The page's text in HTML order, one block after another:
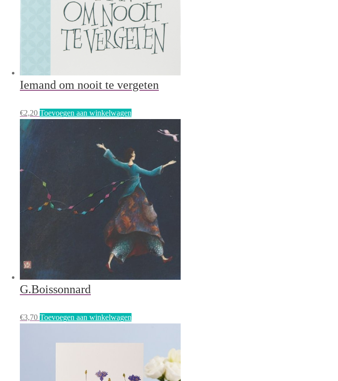
Iemand om nooit te vergeten
€2,20 Toevoegen aan winkelwagen
G.Boissonnard
€3,70 Toevoegen aan winkelwagen